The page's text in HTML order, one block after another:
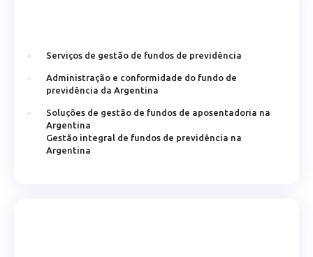
Serviços de gestão de fundos de previdência
Administração e conformidade do fundo de
previdência da Argentina
Soluções de gestão de fundos de aposentadoria na
Argentina
Gestão integral de fundos de previdência na
Argentina